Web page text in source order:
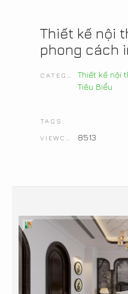
Thiết kế nội
phong cách
Thiết kế nội
Tiêu Biểu
TAGS
8513